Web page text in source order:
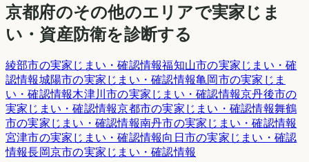
京都府のその他のエリアで実家じま
い・資産防衛を診断する
綾部市の実家じまい・確認情報福知山市の実家じまい・確
認情報城陽市の実家じまい・確認情報亀岡市の実家じま
い・確認情報木津川市の実家じまい・確認情報京丹後市の
実家じまい・確認情報京都市の実家じまい・確認情報舞鶴
市の実家じまい・確認情報南丹市の実家じまい・確認情報
宮津市の実家じまい・確認情報向日市の実家じまい・確認
情報長岡京市の実家じまい・確認情報